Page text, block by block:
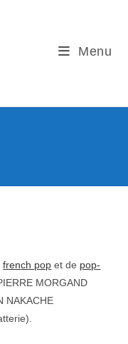
Menu
french pop et de pop-
MORGAND
NAKACHE